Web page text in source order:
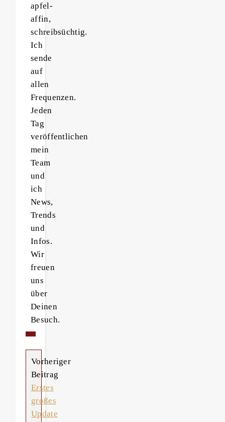
apfel-
affin,
schreibsüchtig.
Ich
sende
auf
allen
Frequenzen.
Jeden
Tag
veröffentlichen
mein
Team
und
ich
News,
Trends
und
Infos.
Wir
freuen
uns
über
Deinen
Besuch.
Vorheriger
Beitrag
Erstes
großes
Update